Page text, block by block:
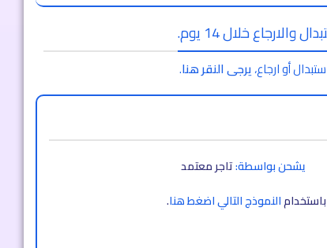
والارجاع خلال 14 يوم.
أو ارجاع،يرجى النقر هنا.
يشحن بواسطة:تاجر معتمد
النموذج التالي اضغط هنا.